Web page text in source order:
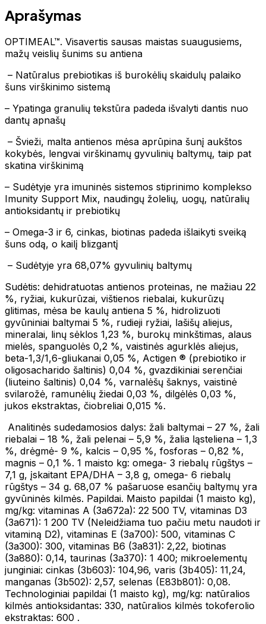
Aprašymas
OPTIMEAL™. Visavertis sausas maistas suaugusiems,
mažų veislių šunims su antiena
– Natūralus prebiotikas iš burokėlių skaidulų palaiko
šuns virškinimo sistemą
– Ypatinga granulių tekstūra padeda išvalyti dantis nuo
dantų apnašų
– Švieži, malta antienos mėsa aprūpina šunį aukštos
kokybės, lengvai virškinamų gyvulinių baltymų, taip pat
skatina virškinimą
– Sudėtyje yra imuninės sistemos stiprinimo komplekso
Imunity Support Mix, naudingų žolelių, uogų, natūralių
antioksidantų ir prebiotikų
– Omega-3 ir 6, cinkas, biotinas padeda išlaikyti sveiką
šuns odą, o kailį blizgantį
– Sudėtyje yra 68,07% gyvulinių baltymų
Sudėtis: dehidratuotas antienos proteinas, ne mažiau 22
%, ryžiai, kukurūzai, vištienos riebalai, kukurūzų
glitimas, mėsa be kaulų antiena 5 %, hidrolizuoti
gyvūniniai baltymai 5 %, rudieji ryžiai, lašišų aliejus,
mineralai, linų sėklos 1,23 %, burokų minkštimas, alaus
mielės, spanguolės 0,2 %, vaistinės agurklės aliejus,
beta-1,3/1,6-gliukanai 0,05 %, Actigen ® (prebiotiko ir
oligosacharido šaltinis) 0,04 %, gvazdikiniai serenčiai
(liuteino šaltinis) 0,04 %, varnalėšų šaknys, vaistinė
svilarožė, ramunėlių žiedai 0,03 %, dilgėlės 0,03 %,
jukos ekstraktas, čiobreliai 0,015 %.
Analitinės sudedamosios dalys: žali baltymai – 27 %, žali
riebalai – 18 %, žali pelenai – 5,9 %, žalia ląsteliena – 1,3
%, drėgmė- 9 %, kalcis – 0,95 %, fosforas – 0,82 %,
magnis – 0,1 %. 1 maisto kg: omega- 3 riebalų rūgštys –
7,1 g, įskaitant EPA/DHA – 3,8 g, omega- 6 riebalų
rūgštys – 34 g. 68,07 % pašaruose esančių baltymų yra
gyvūninės kilmės. Papildai. Maisto papildai (1 maisto kg),
mg/kg: vitaminas A (3a672a): 22 500 TV, vitaminas D3
(3a671): 1 200 TV (Neleidžiama tuo pačiu metu naudoti ir
vitaminą D2), vitaminas E (3a700): 500, vitaminas C
(3a300): 300, vitaminas B6 (3a831): 2,22, biotinas
(3a880): 0,14, taurinas (3a370): 1 400; mikroelementų
junginiai: cinkas (3b603): 104,96, varis (3b405): 11,24,
manganas (3b502): 2,57, selenas (E83b801): 0,08.
Technologiniai papildai (1 maisto kg), mg/kg: natūralios
kilmės antioksidantas: 330, natūralios kilmės tokoferolio
ekstraktas: 600 .